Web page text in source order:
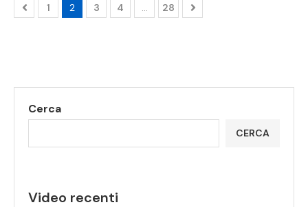
1 2 3 4 … 28
Cerca
CERCA
Video recenti